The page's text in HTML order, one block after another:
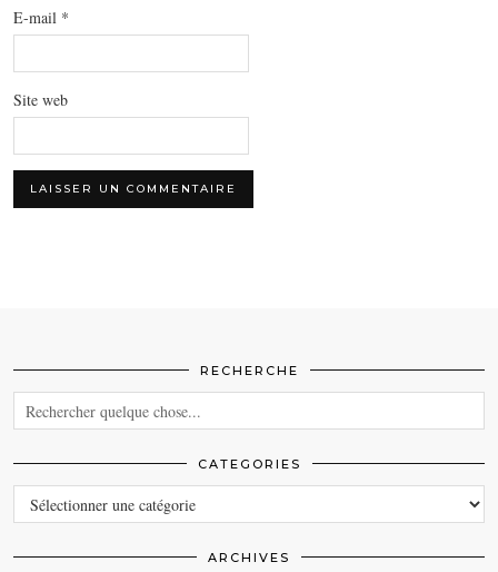
E-mail *
Site web
RECHERCHE
CATEGORIES
CATEGORIES
ARCHIVES